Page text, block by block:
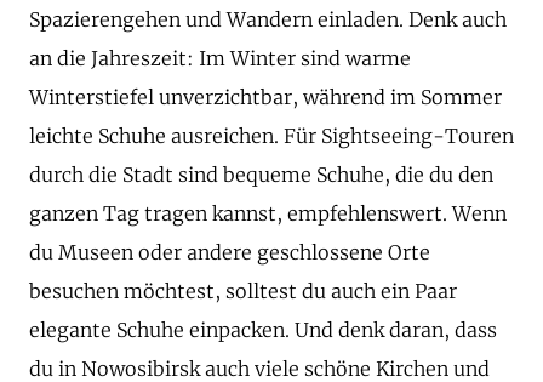
Spazierengehen und Wandern einladen. Denk auch
an die Jahreszeit: Im Winter sind warme
Winterstiefel unverzichtbar, während im Sommer
leichte Schuhe ausreichen. Für Sightseeing-Touren
durch die Stadt sind bequeme Schuhe, die du den
ganzen Tag tragen kannst, empfehlenswert. Wenn
du Museen oder andere geschlossene Orte
besuchen möchtest, solltest du auch ein Paar
elegante Schuhe einpacken. Und denk daran, dass
du in Nowosibirsk auch viele schöne Kirchen und